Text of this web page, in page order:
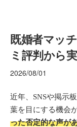
既婚者マッ
ミ評判から
2026/08/01
近年、SNSや掲示
葉を目にする機会
った否定的な声が